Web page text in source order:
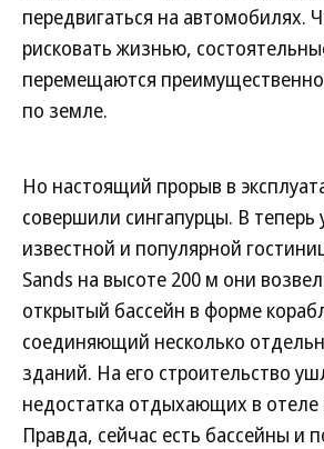
передвигаться на автомобилях.
рисковать жизнью,
перемещаются
по земле.
Но настоящий прорыв в
совершили сингапурцы. В теперь
известной и популярной
Sands на высоте 200 м они
открытый бассейн в форме
соединяющий несколько
зданий. На его строительство
недостатка отдыхающих в
Правда, сейчас есть бассейны и